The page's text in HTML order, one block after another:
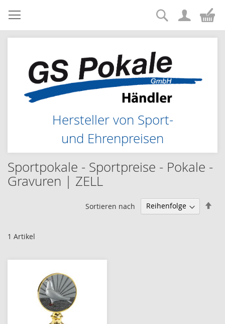
Zum
Inhalt
springen
Hersteller von Sport-
und Ehrenpreisen
Suche
Sportpokale - Sportpreise - Pokale -
Gravuren | ZELL
1 Artikel
Sortieren nach